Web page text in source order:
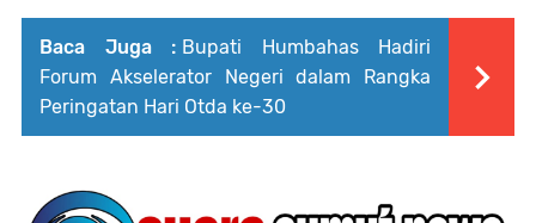
Baca Juga : Bupati Humbahas Hadiri
Forum Akselerator Negeri dalam Rangka
Peringatan Hari Otda ke-30